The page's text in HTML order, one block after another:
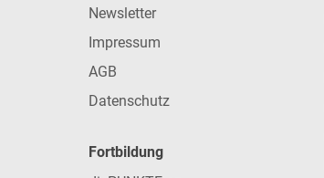
Newsletter
Impressum
AGB
Datenschutz
Fortbildung